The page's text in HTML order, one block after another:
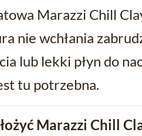
Marazzi Chill
nie wchłania
lub lekki płyn do
tu potrzebna.
Marazzi Chill